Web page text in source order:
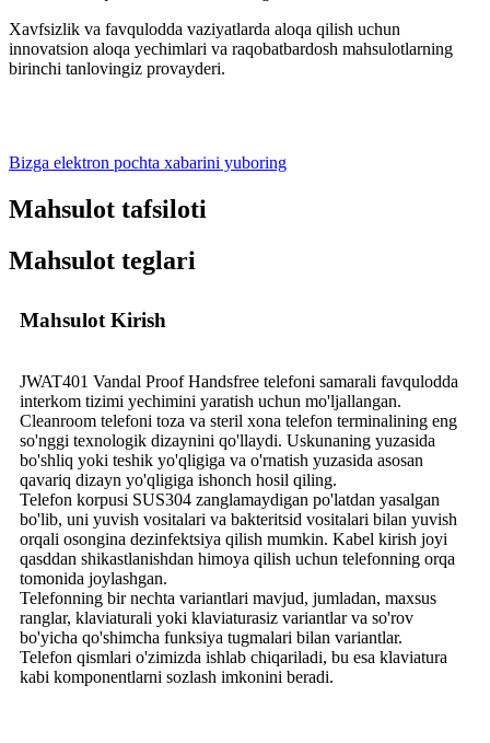
Xavfsizlik va favqulodda vaziyatlarda aloqa qilish uchun
innovatsion aloqa yechimlari va raqobatbardosh mahsulotlarning
birinchi tanlovingiz provayderi.
Bizga elektron pochta xabarini yuboring
Mahsulot tafsiloti
Mahsulot teglari
Mahsulot Kirish
JWAT401 Vandal Proof Handsfree telefoni samarali favqulodda
interkom tizimi yechimini yaratish uchun mo'ljallangan.
Cleanroom telefoni toza va steril xona telefon terminalining eng
so'nggi texnologik dizaynini qo'llaydi. Uskunaning yuzasida
bo'shliq yoki teshik yo'qligiga va o'rnatish yuzasida asosan
qavariq dizayn yo'qligiga ishonch hosil qiling.
Telefon korpusi SUS304 zanglamaydigan po'latdan yasalgan
bo'lib, uni yuvish vositalari va bakteritsid vositalari bilan yuvish
orqali osongina dezinfektsiya qilish mumkin. Kabel kirish joyi
qasddan shikastlanishdan himoya qilish uchun telefonning orqa
tomonida joylashgan.
Telefonning bir nechta variantlari mavjud, jumladan, maxsus
ranglar, klaviaturali yoki klaviaturasiz variantlar va so'rov
bo'yicha qo'shimcha funksiya tugmalari bilan variantlar.
Telefon qismlari o'zimizda ishlab chiqariladi, bu esa klaviatura
kabi komponentlarni sozlash imkonini beradi.